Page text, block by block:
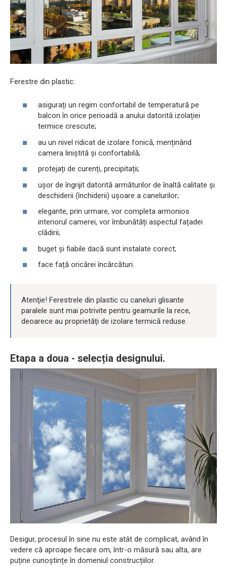
Ferestre din plastic:
asigurați un regim confortabil de temperatură pe
balcon în orice perioadă a anului datorită izolației
termice crescute;
au un nivel ridicat de izolare fonică, menținând
camera liniștită și confortabilă;
protejați de curenți, precipitații;
ușor de îngrijit datorită armăturilor de înaltă calitate și
deschiderii (închiderii) ușoare a canelurilor;
elegante, prin urmare, vor completa armonios
interiorul camerei, vor îmbunătăți aspectul fațadei
clădirii;
buget și fiabile dacă sunt instalate corect;
face față oricărei încărcături.
Atenţie! Ferestrele din plastic cu caneluri glisante
paralele sunt mai potrivite pentru geamurile la rece,
deoarece au proprietăți de izolare termică reduse.
Etapa a doua - selecția designului.
Desigur, procesul în sine nu este atât de complicat, având în
vedere că aproape fiecare om, într-o măsură sau alta, are
puține cunoștințe în domeniul construcțiilor.